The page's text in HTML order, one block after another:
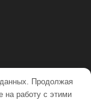
Продолжая
на работу с этими